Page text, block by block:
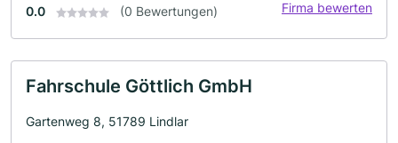
0.0 (0 Bewertungen) Firma bewerten
Fahrschule Göttlich GmbH
Gartenweg 8, 51789 Lindlar